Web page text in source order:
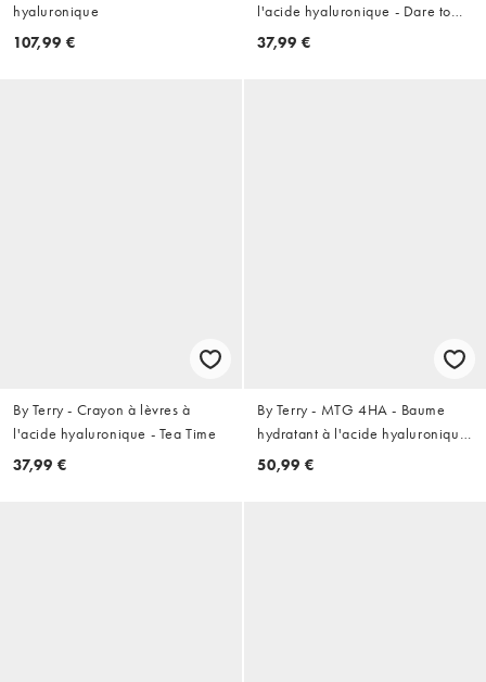
hyaluronique
107,99 €
l'acide hyaluronique - Dare to
Bare
37,99 €
By Terry - Crayon à lèvres à
l'acide hyaluronique - Tea Time
37,99 €
By Terry - MTG 4HA - Baume
hydratant à l'acide hyaluronique
- 4 Dare to Bare
50,99 €